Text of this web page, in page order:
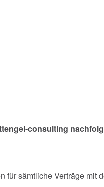
consulting
sämtliche Verträge mit